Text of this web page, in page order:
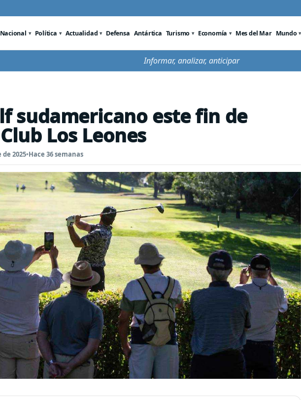
Nacional Política Actualidad Defensa Antártica Turismo Economía Mes del Mar Mundo
Informar, analizar, anticipar
sudamericano este fin de
Los Leones
2025•Hace 36 semanas